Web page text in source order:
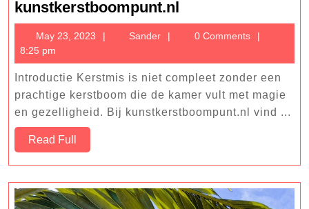
kunstkerstboompunt.nl
de
betovering
van
Kerstmis
in
huis:
bij
May 23, 2023
2023
Sander Sander0 Comments
8:25 pm
Introductie Kerstmis is niet compleet zonder een
prachtige kerstboom die de kamer vult met magie
en gezelligheid. Bij kunstkerstboompunt.nl vind ...
Read Full
Full